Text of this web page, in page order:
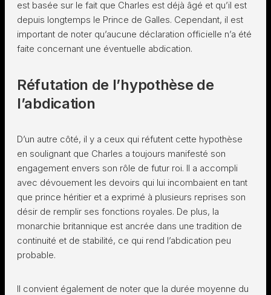
est basée sur le fait que Charles est déjà âgé et qu’il est
depuis longtemps le Prince de Galles. Cependant, il est
important de noter qu’aucune déclaration officielle n’a été
faite concernant une éventuelle abdication.
Réfutation de l’hypothèse de
l’abdication
D’un autre côté, il y a ceux qui réfutent cette hypothèse
en soulignant que Charles a toujours manifesté son
engagement envers son rôle de futur roi. Il a accompli
avec dévouement les devoirs qui lui incombaient en tant
que prince héritier et a exprimé à plusieurs reprises son
désir de remplir ses fonctions royales. De plus, la
monarchie britannique est ancrée dans une tradition de
continuité et de stabilité, ce qui rend l’abdication peu
probable.
Il convient également de noter que la durée moyenne du